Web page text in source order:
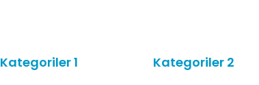
Kategoriler 1 Kategoriler 2